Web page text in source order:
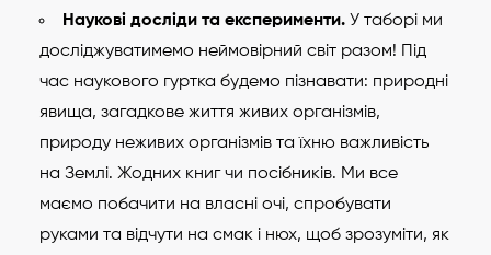
Наукові досліди та експерименти. У таборі ми
досліджуватимемо неймовірний світ разом! Під
час наукового гуртка будемо пізнавати: природні
явища, загадкове життя живих організмів,
природу неживих організмів та їхню важливість
на Землі. Жодних книг чи посібників. Ми все
маємо побачити на власні очі, спробувати
руками та відчути на смак і нюх, щоб зрозуміти, як